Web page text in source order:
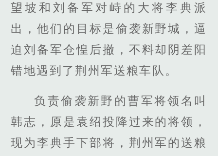
望坡和刘备军对峙的大将李典派
出，他们的目标是偷袭新野城，逼
迫刘备军仓惶后撤，不料却阴差阳
错地遇到了荆州军送粮车队。
负责偷袭新野的曹军将领名叫
韩志，原是袁绍投降过来的将领，
现为李典手下部将，荆州军的送粮